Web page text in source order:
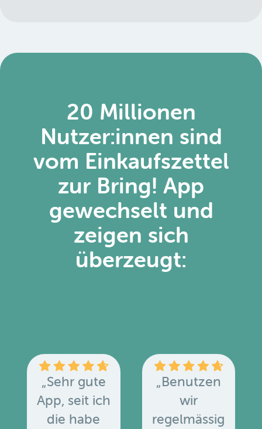
20 Millionen
Nutzer:innen sind
vom Einkaufszettel
zur Bring! App
gewechselt und
zeigen sich
überzeugt:
„Sehr gute
App, seit ich
die habe
„Benutzen
wir
regelmässig